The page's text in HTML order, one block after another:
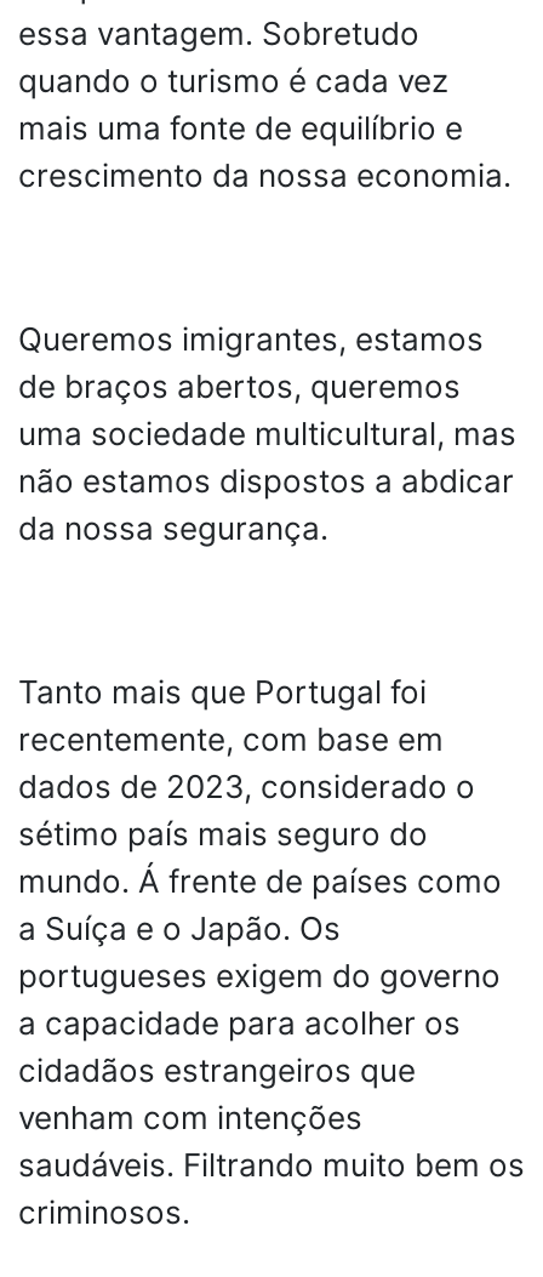
essa vantagem. Sobretudo
quando o turismo é cada vez
mais uma fonte de equilíbrio e
crescimento da nossa economia.
Queremos imigrantes, estamos
de braços abertos, queremos
uma sociedade multicultural, mas
não estamos dispostos a abdicar
da nossa segurança.
Tanto mais que Portugal foi
recentemente, com base em
dados de 2023, considerado o
sétimo país mais seguro do
mundo. Á frente de países como
a Suíça e o Japão. Os
portugueses exigem do governo
a capacidade para acolher os
cidadãos estrangeiros que
venham com intenções
saudáveis. Filtrando muito bem os
criminosos.